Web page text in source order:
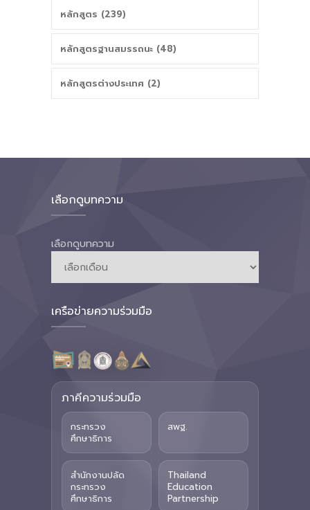
หลักสูตร (239)
หลักสูตรฐานสมรรถนะ (48)
หลักสูตรต่างประเทศ (2)
เลือกดูบทความ
เลือกดูบทความ
เครือข่ายความร่วมมือ
ภาคีความร่วมมือ
กระทรวง
ศึกษาธิการ
สพฐ.
สำนักงานปลัด
กระทรวง
ศึกษาธิการ
Thailand
Education
Partnership